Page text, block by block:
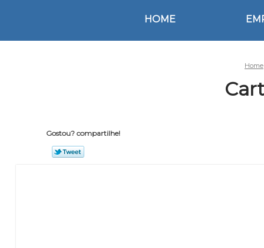
HOME
Home
Gostou? compartilhe!